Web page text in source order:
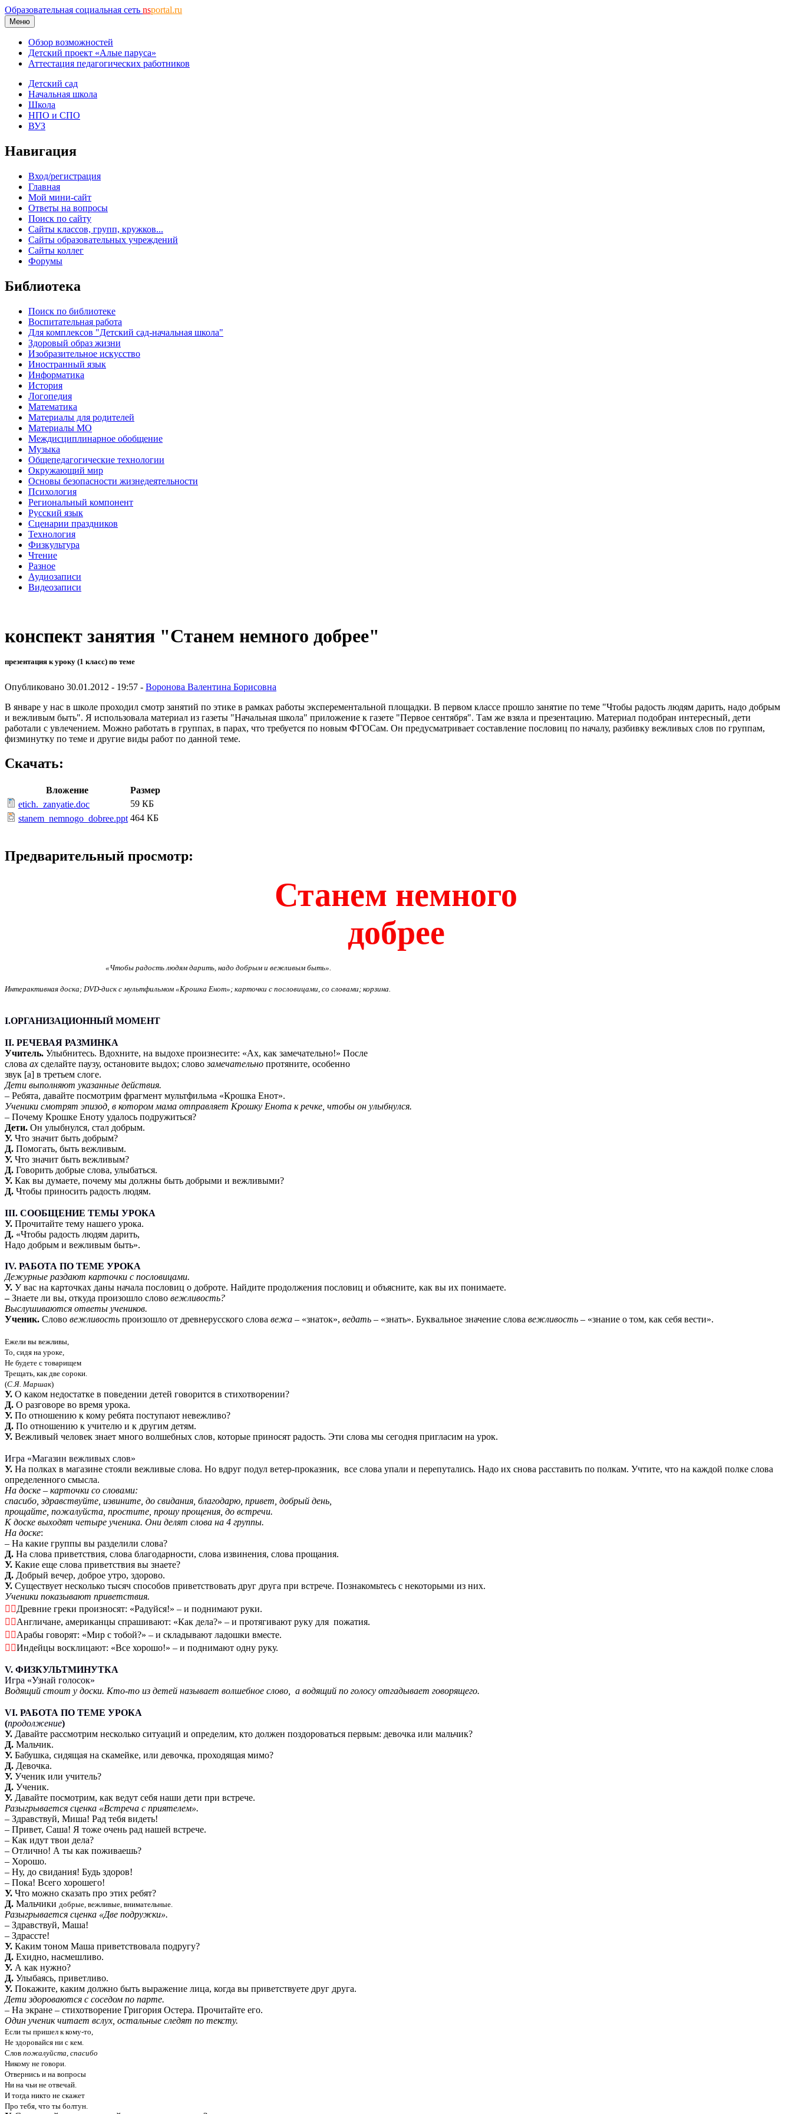
Образовательная социальная сеть nsportal.ru
Меню
Обзор возможностей
Детский проект «Алые паруса»
Аттестация педагогических работников
Детский сад
Начальная школа
Школа
НПО и СПО
ВУЗ
Навигация
Вход/регистрация
Главная
Мой мини-сайт
Ответы на вопросы
Поиск по сайту
Сайты классов, групп, кружков...
Сайты образовательных учреждений
Сайты коллег
Форумы
Библиотека
Поиск по библиотеке
Воспитательная работа
Для комплексов "Детский сад-начальная школа"
Здоровый образ жизни
Изобразительное искусство
Иностранный язык
Информатика
История
Логопедия
Математика
Материалы для родителей
Материалы МО
Междисциплинарное обобщение
Музыка
Общепедагогические технологии
Окружающий мир
Основы безопасности жизнедеятельности
Психология
Региональный компонент
Русский язык
Сценарии праздников
Технология
Физкультура
Чтение
Разное
Аудиозаписи
Видеозаписи
конспект занятия "Станем немного добрее"
презентация к уроку (1 класс) по теме
Опубликовано 30.01.2012 - 19:57 - Воронова Валентина Борисовна
В январе у нас в школе проходил смотр занятий по этике в рамках работы эксперементальной площадки. В первом классе прошло занятие по теме "Чтобы радость людям дарить, надо добрым
и вежливым быть". Я использовала материал из газеты "Начальная школа" приложение к газете "Первое сентября". Там же взяла и презентацию. Материал подобран интересный, дети
работали с увлечением. Можно работать в группах, в парах, что требуется по новым ФГОСам. Он предусматривает составление пословиц по началу, разбивку вежливых слов по группам,
физминутку по теме и другие виды работ по данной теме.
Скачать:
Вложение
Размер
etich._zanyatie.doc
59 КБ
stanem_nemnogo_dobree.ppt 464 КБ
Предварительный просмотр:
Станем немного
добрее
«Чтобы радость людям дарить, надо добрым и вежливым быть».
Интерактивная доска; DVD-диск с мультфильмом «Крошка Енот»; карточки с пословицами, со словами; корзина.
I.ОРГАНИЗАЦИОННЫЙ МОМЕНТ
II. РЕЧЕВАЯ РАЗМИНКА
Учитель. Улыбнитесь. Вдохните, на выдохе произнесите: «Ах, как замечательно!» После
слова ах сделайте паузу, остановите выдох; словозамечательно протяните, особенно
звук [а] в третьем слоге.
Дети выполняют указанные действия.
– Ребята, давайте посмотрим фрагмент мультфильма «Крошка Енот».
Ученики смотрят эпизод, в котором мама отправляет Крошку Енота к речке, чтобы он улыбнулся.
– Почему Крошке Еноту удалось подружиться?
Дети. Он улыбнулся, стал добрым.
У. Что значит быть добрым?
Д. Помогать, быть вежливым.
У. Что значит быть вежливым?
Д. Говорить добрые слова, улыбаться.
У. Как вы думаете, почему мы должны быть добрыми и вежливыми?
Д. Чтобы приносить радость людям.
III. СООБЩЕНИЕ ТЕМЫ УРОКА
У. Прочитайте тему нашего урока.
Д. «Чтобы радость людям дарить,
Надо добрым и вежливым быть».
IV. РАБОТА ПО ТЕМЕ УРОКА
Дежурные раздают карточки с пословицами.
У. У вас на карточках даны начала пословиц о доброте. Найдите продолжения пословиц и объясните, как вы их понимаете.
–Знаете ли вы, откуда произошло слово вежливость?
Выслушиваются ответы учеников.
Ученик. Слово вежливость произошло от древнерусского слова вежа – «знаток», ведать – «знать». Буквальное значение слова вежливость – «знание о том, как себя вести».
Ежели вы вежливы,
То, сидя на уроке,
Не будете с товарищем
Трещать, как две сороки.
(С.Я. Маршак)
У. О каком недостатке в поведении детей говорится в стихотворении?
Д. О разговоре во время урока.
У. По отношению к кому ребята поступают невежливо?
Д. По отношению к учителю и к другим детям.
У. Вежливый человек знает много волшебных слов, которые приносят радость. Эти слова мы сегодня пригласим на урок.
Игра «Магазин вежливых слов»
У. На полках в магазине стояли вежливые слова. Но вдруг подул ветер-проказник, все слова упали и перепутались. Надо их снова расставить по полкам. Учтите, что на каждой полке слова
определенного смысла.
На доске – карточки со словами:
спасибо, здравствуйте, извините, до свидания, благодарю, привет, добрый день,
прощайте, пожалуйста, простите, прошу прощения, до встречи.
К доске выходят четыре ученика. Они делят слова на 4 группы.
На доске:
– На какие группы вы разделили слова?
Д. На слова приветствия, слова благодарности, слова извинения, слова прощания.
У. Какие еще слова приветствия вы знаете?
Д. Добрый вечер, доброе утро, здорово.
У. Существует несколько тысяч способов приветствовать друг друга при встрече. Познакомьтесь с некоторыми из них.
Ученики показывают приветствия.
Древние греки произносят: «Радуйся!» – и поднимают руки.
Англичане, американцы спрашивают: «Как дела?» – и протягивают руку для пожатия.
Арабы говорят: «Мир с тобой?» – и складывают ладошки вместе.
Индейцы восклицают: «Все хорошо!» – и поднимают одну руку.
V. ФИЗКУЛЬТМИНУТКА
Игра «Узнай голосок»
Водящий стоит у доски. Кто-то из детей называет волшебное слово, а водящий по голосу отгадывает говорящего.
VI. РАБОТА ПО ТЕМЕ УРОКА
(продолжение)
У. Давайте рассмотрим несколько ситуаций и определим, кто должен поздороваться первым: девочка или мальчик?
Д. Мальчик.
У. Бабушка, сидящая на скамейке, или девочка, проходящая мимо?
Д. Девочка.
У. Ученик или учитель?
Д. Ученик.
У. Давайте посмотрим, как ведут себя наши дети при встрече.
Разыгрывается сценка «Встреча с приятелем».
– Здравствуй, Миша! Рад тебя видеть!
– Привет, Саша! Я тоже очень рад нашей встрече.
– Как идут твои дела?
– Отлично! А ты как поживаешь?
– Хорошо.
– Ну, до свидания! Будь здоров!
– Пока! Всего хорошего!
У. Что можно сказать про этих ребят?
Д. Мальчики добрые, вежливые, внимательные.
Разыгрывается сценка «Две подружки».
– Здравствуй, Маша!
– Здрассте!
У. Каким тоном Маша приветствовала подругу?
Д. Ехидно, насмешливо.
У. А как нужно?
Д. Улыбаясь, приветливо.
У. Покажите, каким должно быть выражение лица, когда вы приветствуете друг друга.
Дети здороваются с соседом по парте.
– На экране – стихотворение Григория Остера. Прочитайте его.
Один ученик читает вслух, остальные следят по тексту.
Если ты пришел к кому-то,
Не здоровайся ни с кем.
Слов пожалуйста, спасибо
Никому не говори.
Отвернись и на вопросы
Ни на чьи не отвечай.
И тогда никто не скажет
Про тебя, что ты болтун.